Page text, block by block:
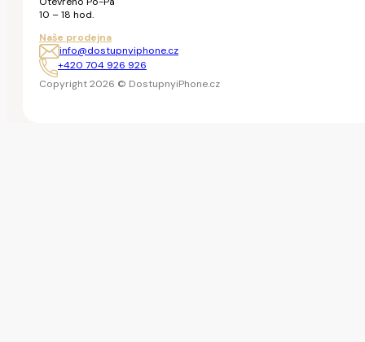
10 – 18 hod.
Naše prodejna
info@dostupnyiphone.cz
+420 704 926 926
Copyright 2026 © DostupnyiPhone.cz